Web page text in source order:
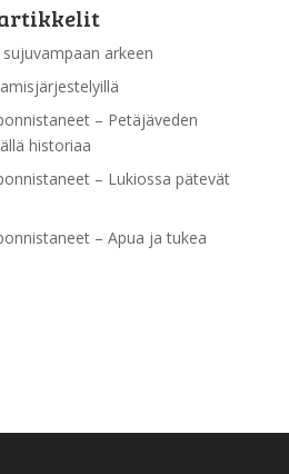
arkeen
– Petäjäveden
historiaa
– Lukiossa pätevät
– Apua ja tukea